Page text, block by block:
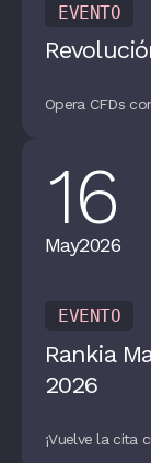
EVENTO
Opera CFDs
16
May2026
EVENTO
Rankia
2026
¡Vuelve la cita